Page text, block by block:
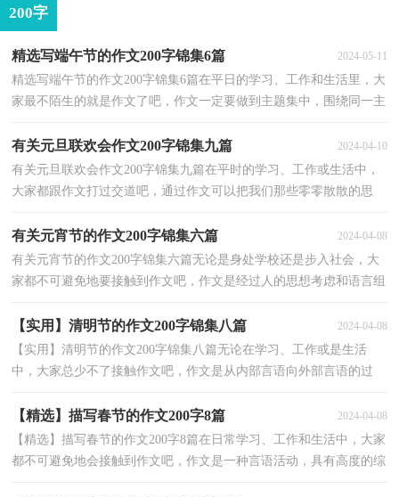
200字
精选写端午节的作文200字锦集6篇 2024-05-11
精选写端午节的作文200字锦集6篇在平日的学习、工作和生活里，大
家最不陌生的就是作文了吧，作文一定要做到主题集中，围绕同一主
有关元旦联欢会作文200字锦集九篇 2024-04-10
有关元旦联欢会作文200字锦集九篇在平时的学习、工作或生活中，
大家都跟作文打过交道吧，通过作文可以把我们那些零零散散的思
有关元宵节的作文200字锦集六篇 2024-04-08
有关元宵节的作文200字锦集六篇无论是身处学校还是步入社会，大
家都不可避免地要接触到作文吧，作文是经过人的思想考虑和语言组
【实用】清明节的作文200字锦集八篇 2024-04-08
【实用】清明节的作文200字锦集八篇无论在学习、工作或是生活
中，大家总少不了接触作文吧，作文是从内部言语向外部言语的过
【精选】描写春节的作文200字8篇 2024-04-08
【精选】描写春节的作文200字8篇在日常学习、工作和生活中，大家
都不可避免地会接触到作文吧，作文是一种言语活动，具有高度的综